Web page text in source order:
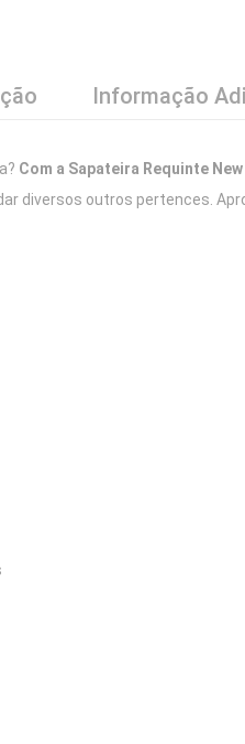
Informação
Com a Sapateira Requinte
diversos outros pertences.